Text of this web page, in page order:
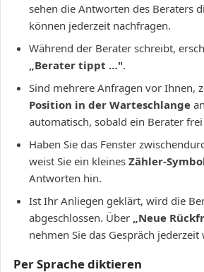
sehen die Antworten des Beraters
können jederzeit nachfragen.
Während der Berater schreibt,
„Berater tippt …".
Sind mehrere Anfragen vor Ihnen,
Position in der Warteschlange
automatisch, sobald ein Berater
Haben Sie das Fenster
weist Sie ein kleines Zähler-
Antworten hin.
Ist Ihr Anliegen geklärt, wird die
abgeschlossen. Über „Neue
nehmen Sie das Gespräch jederzeit
Per Sprache diktieren